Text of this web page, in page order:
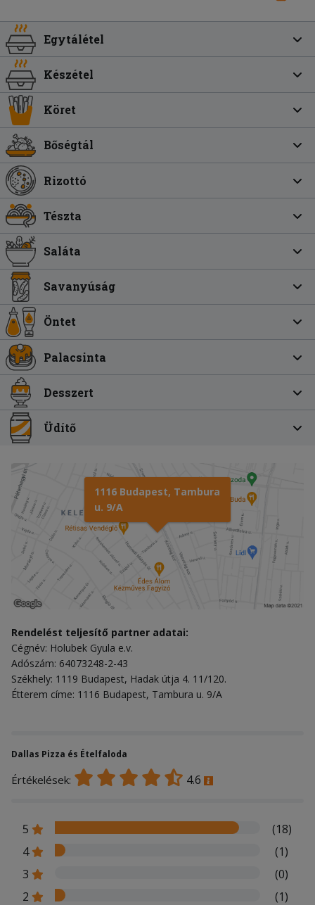
Egytálétel
Készétel
Köret
Bőségtál
Rizottó
Tészta
Saláta
Savanyúság
Öntet
Palacsinta
Desszert
Üdítő
1116 Budapest, Tambura
u. 9/A
Rendelést teljesítő partner adatai:
Cégnév: Holubek Gyula e.v.
Adószám: 64073248-2-43
Székhely: 1119 Budapest, Hadak útja 4. 11/120.
Étterem címe: 1116 Budapest, Tambura u. 9/A
Dallas Pizza és Ételfaloda
Értékelések: 4.6
5
(18)
4
(1)
3
(0)
2
(1)